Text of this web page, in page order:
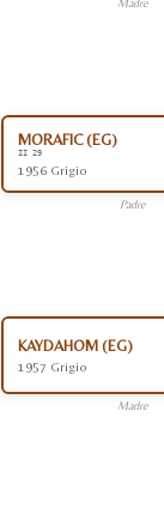
Madre
MORAFIC (EG)
II 29
1956 Grigio
Padre
KAYDAHOM (EG)
1957 Grigio
Madre